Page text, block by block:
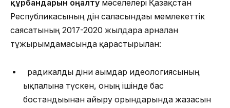
құрбандарын оңалту мәселелері Қазақстан
Республикасының дін саласындағы мемлекеттік
саясатының 2017-2020 жылдарға арналған
тұжырымдамасында қарастырылған:
радикалды діни ағымдар идеологиясының
ықпалына түскен, оның ішінде бас
бостандығынан айыру орындарында жазасын